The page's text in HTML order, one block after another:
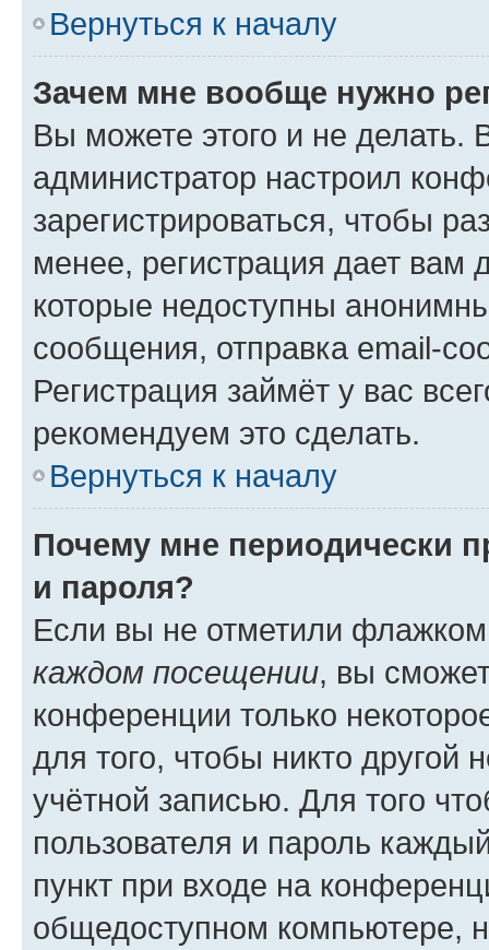
Вернуться к началу
Зачем мне вообще нужно
Вы можете этого и не делать.
администратор настроил
зарегистрироваться, чтобы
менее, регистрация дает вам
которые недоступны
сообщения, отправка email-
Регистрация займёт у вас
рекомендуем это сделать.
Вернуться к началу
Почему мне периодически
и пароля?
Если вы не отметили
каждом посещении, вы
конференции только
для того, чтобы никто другой
учётной записью. Для того
пользователя и пароль
пункт при входе на
общедоступном компьютере,